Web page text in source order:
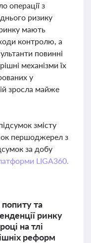
операції з
ризику
мають
контролю, а
повинні
механізми їх
у
зросла майже
змісту
першоджерел з
за добу
LIGA360.
та
ринку
на тлі
реформ